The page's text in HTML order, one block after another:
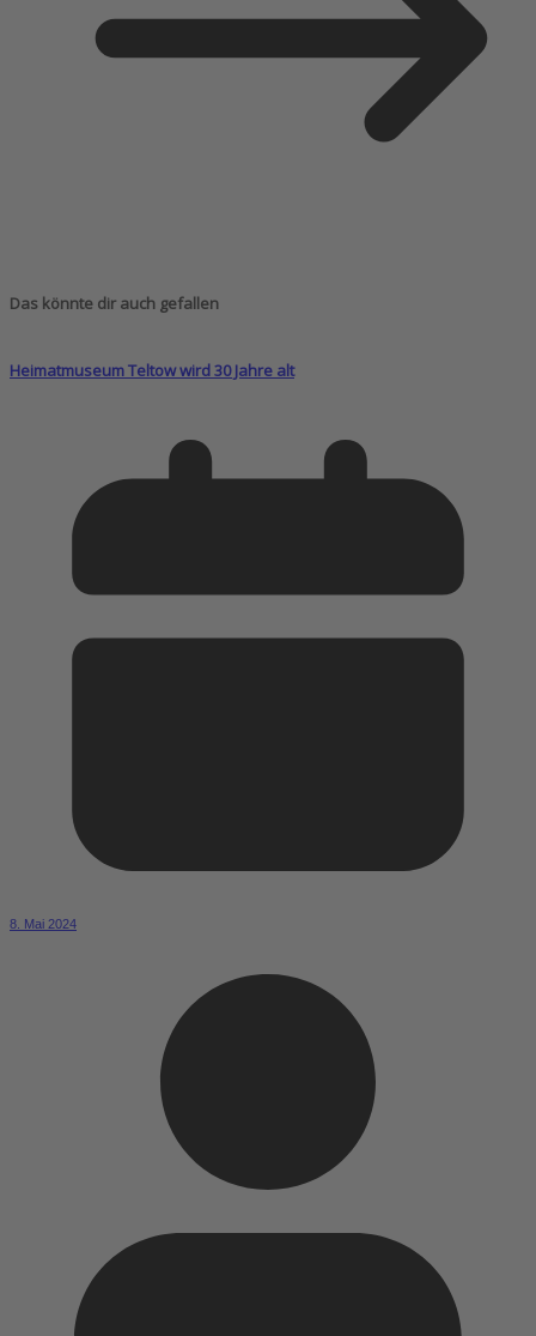
Das könnte dir auch gefallen
Heimatmuseum Teltow wird 30 Jahre alt
8. Mai 2024